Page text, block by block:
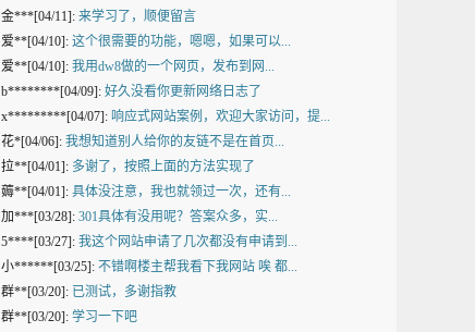
金***[04/11]: 来学习了，顺便留言
爱**[04/10]: 这个很需要的功能，嗯嗯，如果可以...
爱**[04/10]: 我用dw8做的一个网页，发布到网...
b********[04/09]: 好久没看你更新网络日志了
x*********[04/07]: 响应式网站案例，欢迎大家访问，提...
花*[04/06]: 我想知道别人给你的友链不是在首页...
拉**[04/01]: 多谢了，按照上面的方法实现了
薅**[04/01]: 具体没注意，我也就领过一次，还有...
加***[03/28]: 301具体有没用呢？答案众多，实...
5****[03/27]: 我这个网站申请了几次都没有申请到...
小******[03/25]: 不错啊楼主帮我看下我网站 唉 都...
群**[03/20]: 已测试，多谢指教
群**[03/20]: 学习一下吧